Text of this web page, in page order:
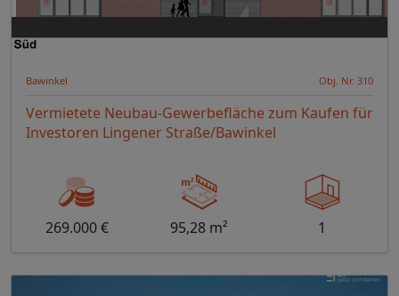
Bawinkel Obj. Nr. 310
Vermietete Neubau-Gewerbefläche zum Kaufen für
Investoren Lingener Straße/Bawinkel
269.000 € 95,28 m² 1